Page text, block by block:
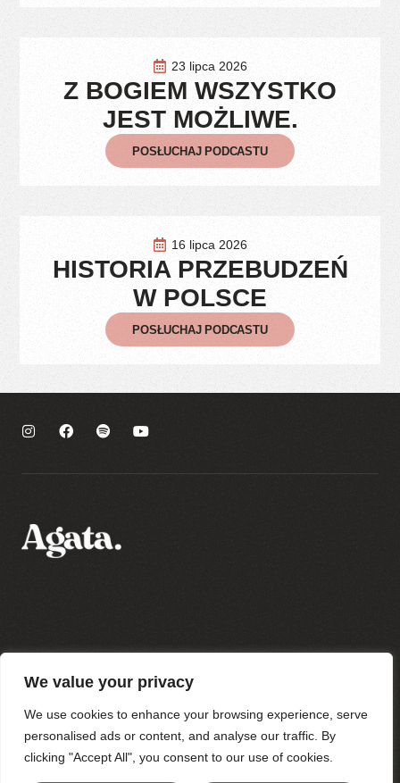
We value your privacy
We use cookies to enhance your browsing experience, serve
personalised ads or content, and analyse our traffic. By
clicking "Accept All", you consent to our use of cookies.
23 lipca 2026
Z BOGIEM WSZYSTKO
JEST MOŻLIWE.
POSŁUCHAJ PODCASTU
16 lipca 2026
HISTORIA PRZEBUDZEŃ
W POLSCE
POSŁUCHAJ PODCASTU
Regulamin sklepu
Regulamin newslettera
Wszystkie prawa zastrzeżone